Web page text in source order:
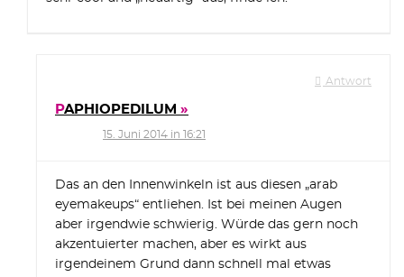
Antwort
PAPHIOPEDILUM
15. Juni 2014 in 16:21
Das an den Innenwinkeln ist aus diesen „arab
eyemakeups“ entliehen. Ist bei meinen Augen
aber irgendwie schwierig. Würde das gern noch
akzentuierter machen, aber es wirkt aus
irgendeinem Grund dann schnell mal etwas